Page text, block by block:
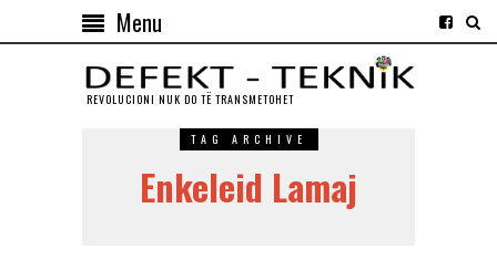
Menu
REVOLUCIONI NUK DO TЁ TRANSMETOHET
TAG ARCHIVE
Enkeleid Lamaj